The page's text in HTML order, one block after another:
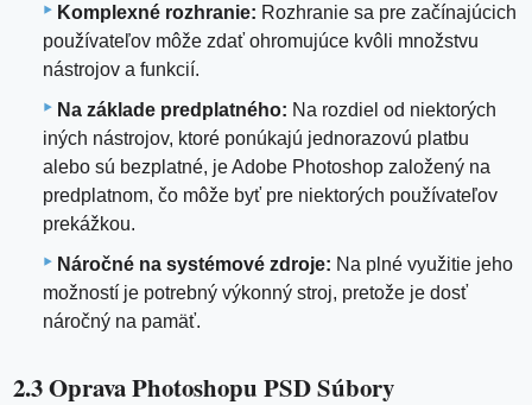
Komplexné rozhranie: Rozhranie sa pre začínajúcich
používateľov môže zdať ohromujúce kvôli množstvu
nástrojov a funkcií.
Na základe predplatného: Na rozdiel od niektorých
iných nástrojov, ktoré ponúkajú jednorazovú platbu
alebo sú bezplatné, je Adobe Photoshop založený na
predplatnom, čo môže byť pre niektorých používateľov
prekážkou.
Náročné na systémové zdroje: Na plné využitie jeho
možností je potrebný výkonný stroj, pretože je dosť
náročný na pamäť.
2.3 Oprava Photoshopu PSD Súbory